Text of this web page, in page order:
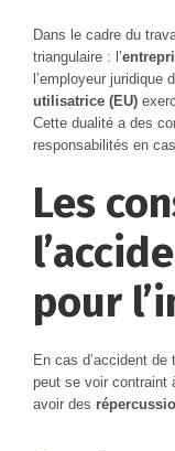
Dans le cadre du
triangulaire : l’
l’employeur juridique
utilisatrice (EU)
Cette dualité a des
responsabilités en cas
Les
pour
En cas d’accident de
peut se voir contraint
avoir des